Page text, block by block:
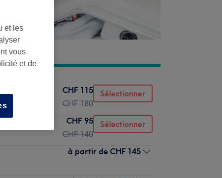
CHF 115
CHF 180
Sélectionner
CHF 95
CHF 140
Sélectionner
à partir de CHF 145
et les
vous
et de